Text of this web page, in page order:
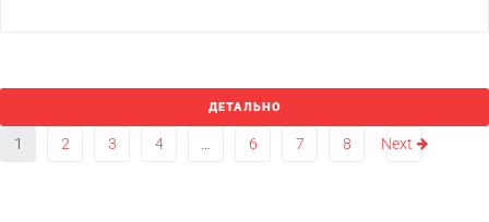
ДЕТАЛЬНО
1 2 3 4 6 7 8 Next